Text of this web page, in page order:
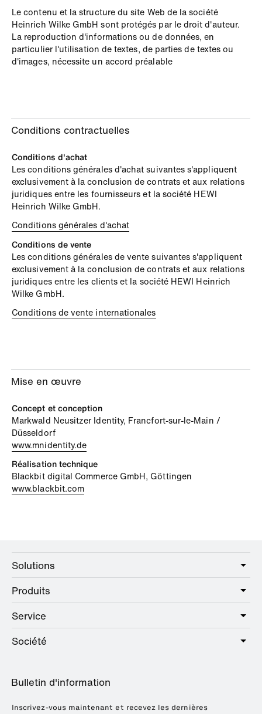
Le contenu et la structure du site Web de la société
Heinrich Wilke GmbH sont protégés par le droit d'auteur.
La reproduction d'informations ou de données, en
particulier l'utilisation de textes, de parties de textes ou
d'images, nécessite un accord préalable
Conditions contractuelles
Conditions d'achat
Les conditions générales d'achat suivantes s'appliquent
exclusivement à la conclusion de contrats et aux relations
juridiques entre les fournisseurs et la société HEWI
Heinrich Wilke GmbH.
Conditions générales d'achat
Conditions de vente
Les conditions générales de vente suivantes s'appliquent
exclusivement à la conclusion de contrats et aux relations
juridiques entre les clients et la société HEWI Heinrich
Wilke GmbH.
Conditions de vente internationales
Mise en œuvre
Concept et conception
Markwald Neusitzer Identity, Francfort-sur-le-Main /
Düsseldorf
www.mnidentity.de
Réalisation technique
Blackbit digital Commerce GmbH, Göttingen
www.blackbit.com
Solutions
Care
Public
Hotel
Produits
Sanitaire
Quincaillerie
Expositions
Service
Offre de services
Brochures et catalogues
Downloads
Société
Références
Presse
Bulletin d'information
Inscrivez-vous maintenant et recevez les dernières